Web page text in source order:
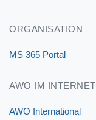
ORGANISATION
MS 365 Portal
AWO IM INTERNET
AWO International